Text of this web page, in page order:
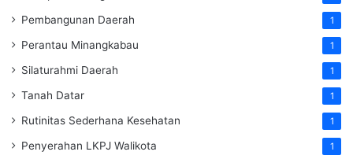
Pembangunan Daerah 1
Perantau Minangkabau 1
Silaturahmi Daerah 1
Tanah Datar 1
Rutinitas Sederhana Kesehatan 1
Penyerahan LKPJ Walikota 1